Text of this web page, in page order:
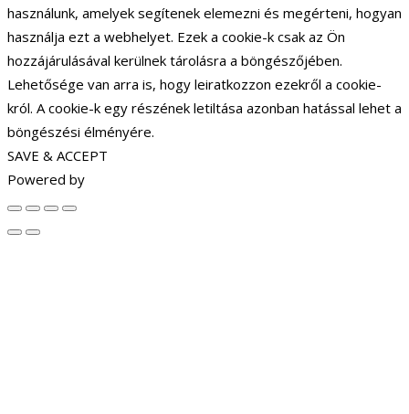
használunk, amelyek segítenek elemezni és megérteni, hogyan
használja ezt a webhelyet. Ezek a cookie-k csak az Ön
hozzájárulásával kerülnek tárolásra a böngészőjében.
Lehetősége van arra is, hogy leiratkozzon ezekről a cookie-
król. A cookie-k egy részének letiltása azonban hatással lehet a
böngészési élményére.
SAVE & ACCEPT
Powered by